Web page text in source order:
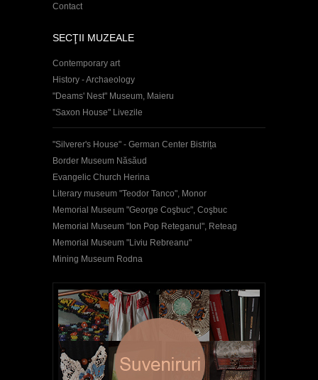
Contact
SECŢII MUZEALE
Contemporary art
History - Archaeology
"Deams' Nest" Museum, Maieru
"Saxon House" Livezile
"Silverer's House" - German Center Bistrița
Border Museum Năsăud
Evangelic Church Herina
Literary museum "Teodor Tanco", Monor
Memorial Museum "George Coşbuc", Coşbuc
Memorial Museum "Ion Pop Reteganul", Reteag
Memorial Museum "Liviu Rebreanu"
Mining Museum Rodna